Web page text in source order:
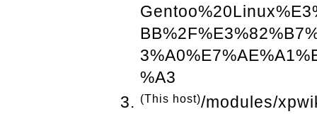
%A3
(This host)/modules/